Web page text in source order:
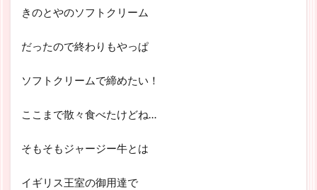
きのとやのソフトクリーム
だったので終わりもやっぱ
ソフトクリームで締めたい！
ここまで散々食べたけどね…
そもそもジャージー牛とは
イギリス王室の御用達で